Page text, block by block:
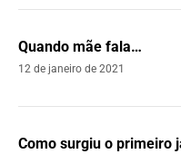
Quando mãe fala…
12 de janeiro de 2021
Como surgiu o primeiro